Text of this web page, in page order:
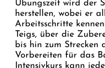
Übungszeit wird der
herstellen, wobei er
Arbeitsschritte
Teigs, über die
bis hin zum Strecken
Vorbereiten für das
Intensivkurs kann